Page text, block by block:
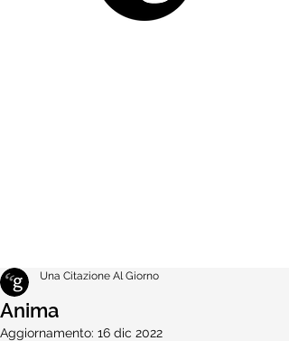
Anima
Una Citazione Al Giorno
Aggiornamento: 16 dic 2022